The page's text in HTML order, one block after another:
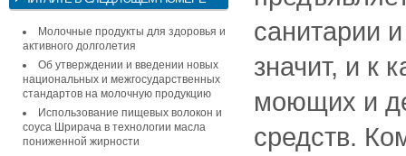
Молочные продукты для здоровья и
активного долголетия
Об утверждении и введении новых
национальных и межгосударственных
стандартов на молочную продукцию
Использование пищевых волокон и
соуса Шрирача в технологии масла
пониженной жирности
санитарии
значит, и к
моющих и
средств.